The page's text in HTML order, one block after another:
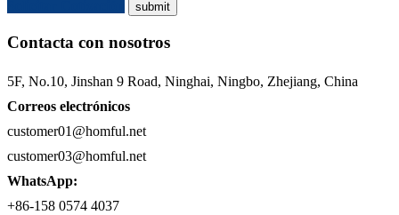
Contacta con nosotros
5F, No.10, Jinshan 9 Road, Ninghai, Ningbo, Zhejiang, China
Correos electrónicos
customer01@homful.net
customer03@homful.net
WhatsApp:
+86-158 0574 4037